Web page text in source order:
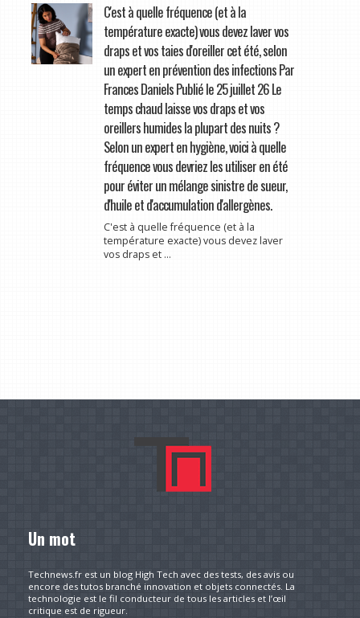
C'est à quelle fréquence (et à la
température exacte) vous devez laver vos
draps et vos taies d'oreiller cet été, selon
un expert en prévention des infections Par
Frances Daniels Publié le 25 juillet 26 Le
temps chaud laisse vos draps et vos
oreillers humides la plupart des nuits ?
Selon un expert en hygiène, voici à quelle
fréquence vous devriez les utiliser en été
pour éviter un mélange sinistre de sueur,
d'huile et d'accumulation d'allergènes.
C'est à quelle fréquence (et à la
température exacte) vous devez laver
vos draps et ...
Un mot
Technews.fr est un blog High Tech avec des tests, des avis ou
encore des tutos branché innovation et objets connectés. La
technologie est le fil conducteur de tous les articles et l’œil
critique est de rigueur.